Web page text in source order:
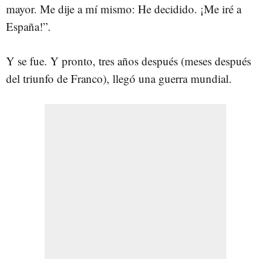
mayor. Me dije a mí mismo: He decidido. ¡Me iré a
España!”.
Y se fue. Y pronto, tres años después (meses después
del triunfo de Franco), llegó una guerra mundial.